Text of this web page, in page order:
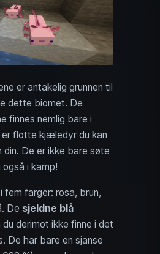
er antakelig grunnen til
dette biomet. De
finnes nemlig bare i
er flotte kjæledyr du kan
De er ikke bare søte
i kamp!
fem farger: rosa, brun,
De sjeldne blå
du derimot ikke finne i det
De har bare en sjanse